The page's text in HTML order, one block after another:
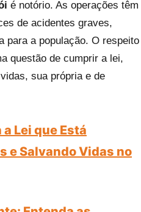
é notório. As operações têm
de acidentes graves,
para a população. O respeito
questão de cumprir a lei,
sua própria e de
a Lei que Está
e Salvando Vidas no